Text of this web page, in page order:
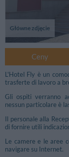
Główne zdjęcie
Ceny
L'Hotel Fly è un
trasferte di lavoro a
Gli ospiti verranno
nessun particolare è
Il personale alla
di fornire utili
Le camere e le aree
navigare su Internet.